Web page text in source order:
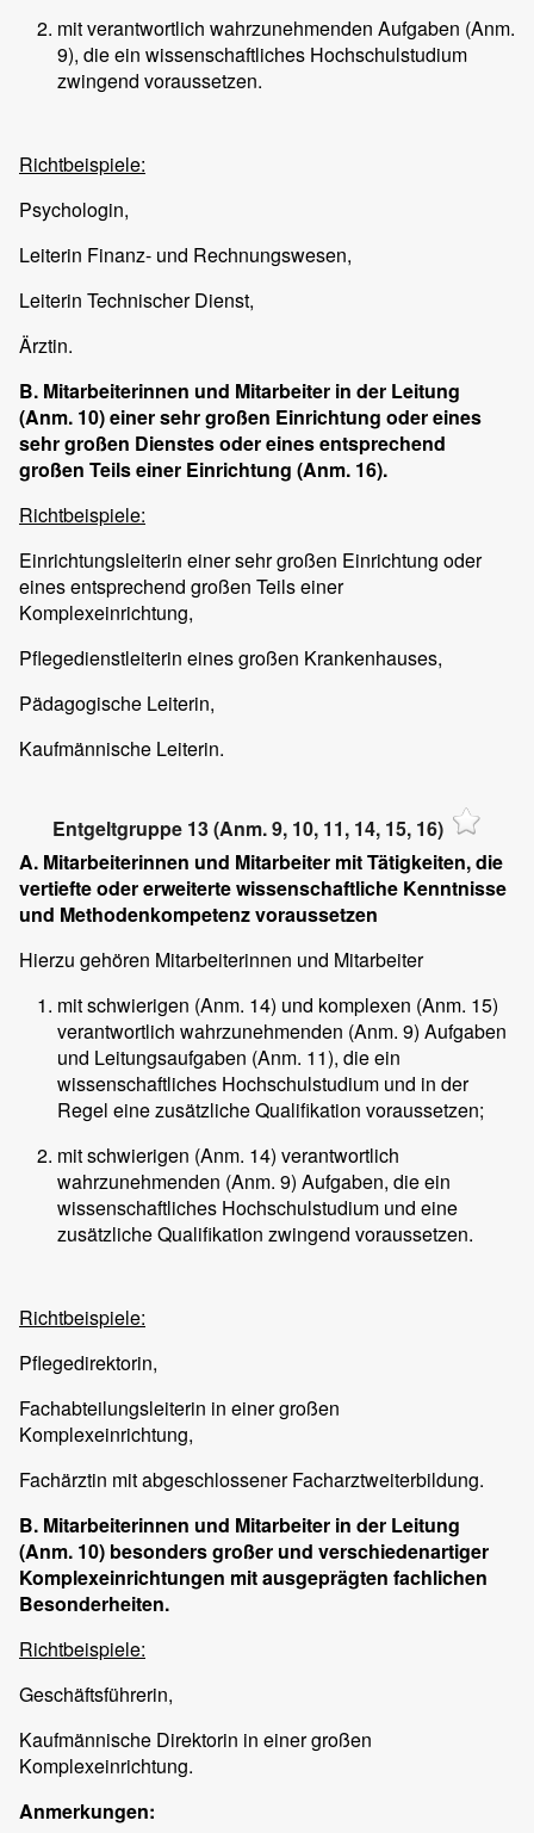
mit verantwortlich wahrzunehmenden Aufgaben (Anm.
9), die ein wissenschaftliches Hochschulstudium
zwingend voraussetzen.
Richtbeispiele:
Psychologin,
Leiterin Finanz- und Rechnungswesen,
Leiterin Technischer Dienst,
Ärztin.
B. Mitarbeiterinnen und Mitarbeiter in der Leitung
(Anm. 10) einer sehr großen Einrichtung oder eines
sehr großen Dienstes oder eines entsprechend
großen Teils einer Einrichtung (Anm. 16).
Richtbeispiele:
Einrichtungsleiterin einer sehr großen Einrichtung oder
eines entsprechend großen Teils einer
Komplexeinrichtung,
Pflegedienstleiterin eines großen Krankenhauses,
Pädagogische Leiterin,
Kaufmännische Leiterin.
Entgeltgruppe 13 (Anm. 9, 10, 11, 14, 15, 16)
A. Mitarbeiterinnen und Mitarbeiter mit Tätigkeiten, die
vertiefte oder erweiterte wissenschaftliche Kenntnisse
und Methodenkompetenz voraussetzen
Hierzu gehören Mitarbeiterinnen und Mitarbeiter
mit schwierigen (Anm. 14) und komplexen (Anm. 15)
verantwortlich wahrzunehmenden (Anm. 9) Aufgaben
und Leitungsaufgaben (Anm. 11), die ein
wissenschaftliches Hochschulstudium und in der
Regel eine zusätzliche Qualifikation voraussetzen;
mit schwierigen (Anm. 14) verantwortlich
wahrzunehmenden (Anm. 9) Aufgaben, die ein
wissenschaftliches Hochschulstudium und eine
zusätzliche Qualifikation zwingend voraussetzen.
Richtbeispiele:
Pflegedirektorin,
Fachabteilungsleiterin in einer großen
Komplexeinrichtung,
Fachärztin mit abgeschlossener Facharztweiterbildung.
B. Mitarbeiterinnen und Mitarbeiter in der Leitung
(Anm. 10) besonders großer und verschiedenartiger
Komplexeinrichtungen mit ausgeprägten fachlichen
Besonderheiten.
Richtbeispiele:
Geschäftsführerin,
Kaufmännische Direktorin in einer großen
Komplexeinrichtung.
Anmerkungen: